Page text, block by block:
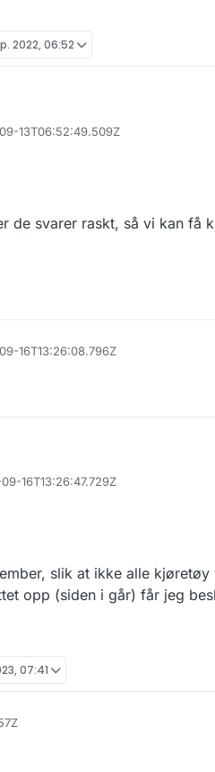
2022, 06:52
med biler registrert etter 8. eller
13T06:52:49.509Z
de svarer raskt, så vi kan få
16T13:26:08.796Z
med biler registrert etter 8. eller
16T13:26:47.729Z
slik at ikke alle
opp (siden i går) får jeg
07:41